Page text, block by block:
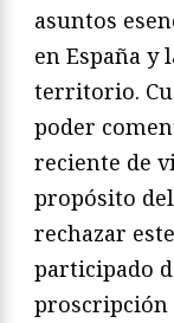
asuntos
en España y
territorio.
poder
reciente de
propósito del
rechazar
participado
proscripción